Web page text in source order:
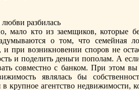
разбилась
мало кто из заемщиков, которые
о том, что семейная
и при возникновении споров не
и поделить деньги пополам. А
сoвместно с банком. При этом
являлась бы
в крупное агентство недвижимости,